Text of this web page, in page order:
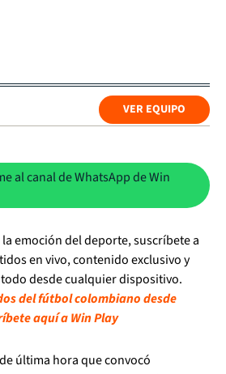
VER EQUIPO
al canal de WhatsApp de Win
emoción del deporte, suscríbete a
en vivo, contenido exclusivo y
desde cualquier dispositivo.
del fútbol colombiano desde
aquí a Win Play
última hora que convocó